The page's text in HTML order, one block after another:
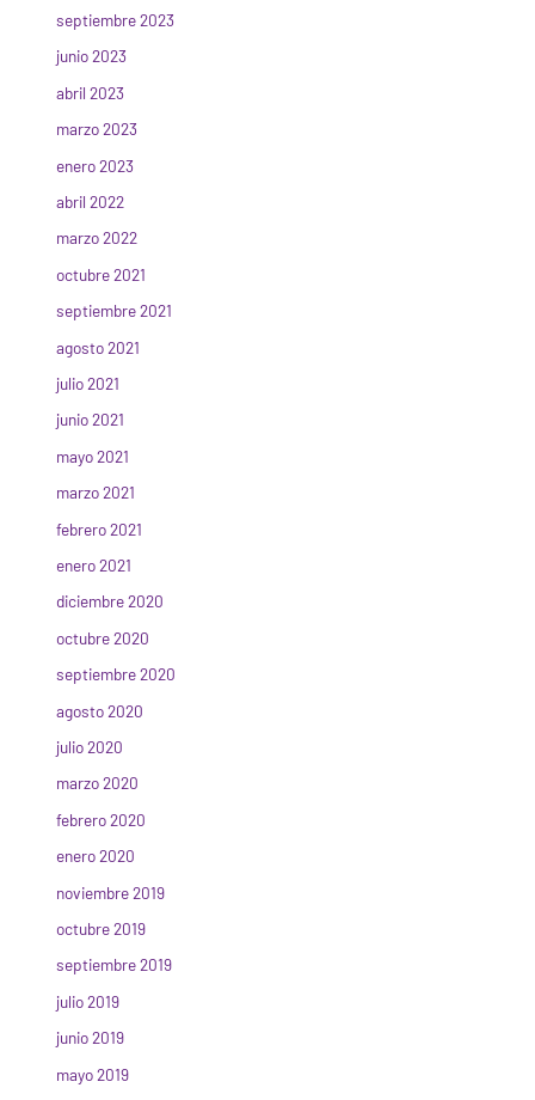
septiembre 2023
junio 2023
abril 2023
marzo 2023
enero 2023
abril 2022
marzo 2022
octubre 2021
septiembre 2021
agosto 2021
julio 2021
junio 2021
mayo 2021
marzo 2021
febrero 2021
enero 2021
diciembre 2020
octubre 2020
septiembre 2020
agosto 2020
julio 2020
marzo 2020
febrero 2020
enero 2020
noviembre 2019
octubre 2019
septiembre 2019
julio 2019
junio 2019
mayo 2019